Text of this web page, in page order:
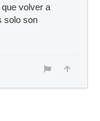
volver a
solo son